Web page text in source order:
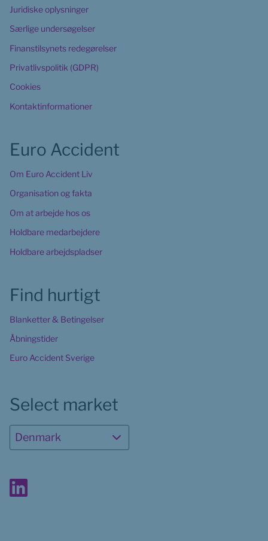
Juridiske oplysninger
Særlige undersøgelser
Finanstilsynets redegørelser
Privatlivspolitik (GDPR)
Cookies
Kontaktinformationer
Euro Accident
Om Euro Accident Liv
Organisation og fakta
Om at arbejde hos os
Holdbare medarbejdere
Holdbare arbejdspladser
Find hurtigt
Blanketter & Betingelser
Åbningstider
Euro Accident Sverige
Select market
Denmark